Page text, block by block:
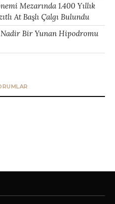
Mezarında 1.400 Yıllık
At Başlı Çalgı Bulundu
Nadir Bir Yunan Hipodromu